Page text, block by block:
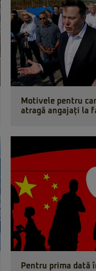
Motivele pentru
atragă angajați la
Pentru prima dată